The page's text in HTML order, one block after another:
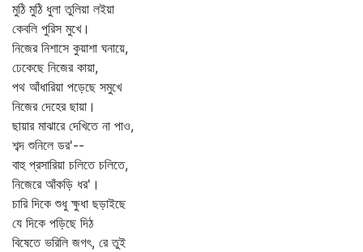
মুঠি মুঠি ধুলা তুলিয়া লইয়া
কেবলি পুরিস মুখে।
নিজের নিশাসে কুয়াশা ঘনায়ে,
ঢেকেছে নিজের কায়া,
পথ আঁধারিয়া পড়েছে সমুখে
নিজের দেহের ছায়া।
ছায়ার মাঝারে দেখিতে না পাও,
শব্দ শুনিলে ডর'--
বাহু প্রসারিয়া চলিতে চলিতে,
নিজেরে আঁকড়ি ধর'।
চারি দিকে শুধু ক্ষুধা ছড়াইছে
যে দিকে পড়িছে দিঠ
বিষেতে ভরিলি জগৎ, রে তুই